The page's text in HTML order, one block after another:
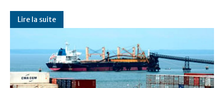
Lire la suite